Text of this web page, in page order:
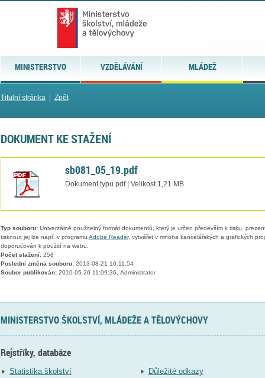
MINISTERSTVO VZDĚLÁVÁNÍ MLÁDEŽ
Titulní stránka| Zpět
DOKUMENT KE STAŽENÍ
sb081_05_19.pdf
Dokument typu pdf | Velikost 1,21 MB
Typ souboru:Univerzálně použitelný formát dokumentů, který je určen především k tisku,
tisknout jej lze např. v programu Adobe Reader, vytvářet v mnoha kancelářských a grafických
doporučován k použití na webu.
Počet stažení:258
Poslední změna souboru:2013-08-21 10:11:54
Soubor publikován:2010-05-26 11:09:36, Administrator
MINISTERSTVO ŠKOLSTVÍ, MLÁDEŽE A TĚLOVÝCHOVY
Rejstříky, databáze
Statistika školství
Důležité odkazy